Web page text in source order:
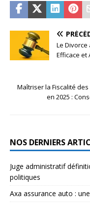
Le Divorce
Efficace et
Maîtriser la Fiscalité
en 2025 :
NOS DERNIERS
Juge administratif
politiques
Axa assurance auto :